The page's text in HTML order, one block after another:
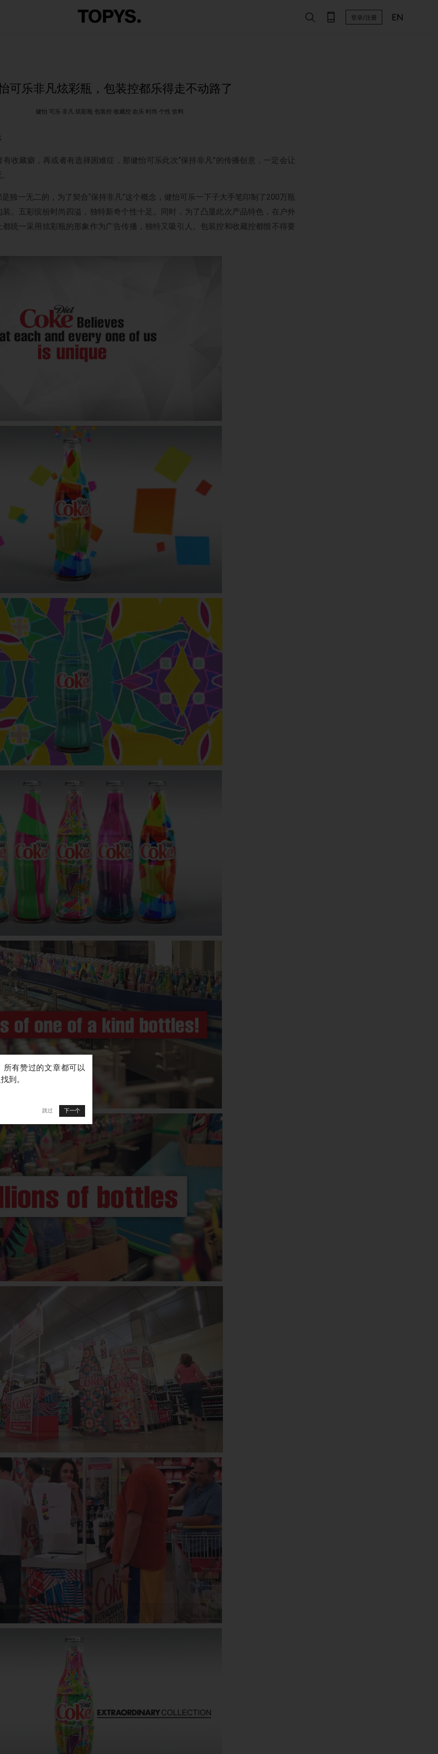
登录/注册
可乐非凡炫彩瓶，包装控都乐得走不动路了
健怡 可乐 非凡 炫彩瓶 包装控 收藏控 欢乐 时尚 个性 饮料
收藏癖，再或者有选择困难症，那健怡可乐此次“保持非凡”的传播创意，一定会让
独一无二的，为了契合“保持非凡”这个概念，健怡可乐一下子大手笔印制了 200万瓶
。五彩缤纷时尚四溢，独特新奇个性十足。同时，为了凸显此次产品特色，在户外
统一采用炫彩瓶的形象作为广告传播，独特又吸引人。包装控和收藏控都恨不得要
跳过 下一个